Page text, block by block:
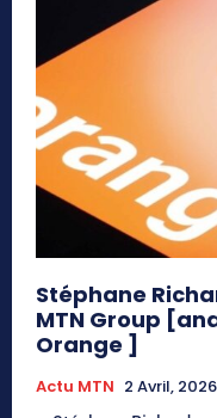
Stéphane
MTN Group
Orange ]
Actu MTN 2 Avril, 2026